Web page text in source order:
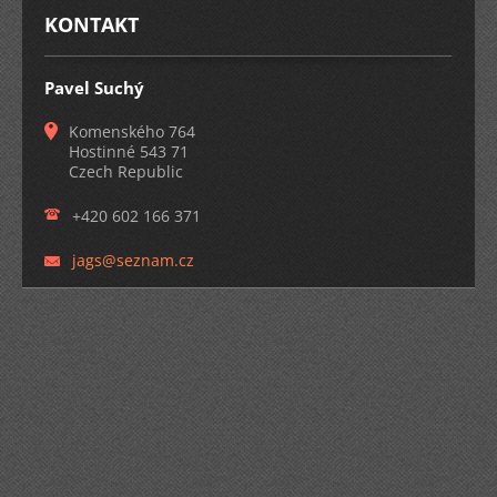
KONTAKT
Pavel Suchý
Komenského 764
Hostinné 543 71
Czech Republic
+420 602 166 371
jags@seznam.cz